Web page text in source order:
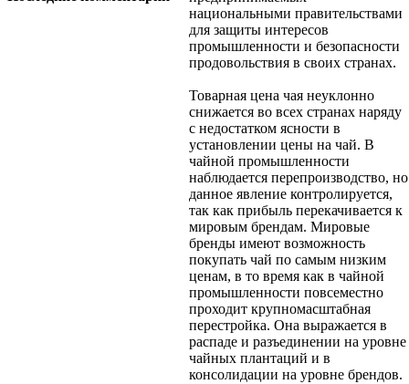
национальными правительствами
для защиты интересов
промышленности и безопасности
продовольствия в своих странах.
Товарная цена чая неуклонно
снижается во всех странах наряду
с недостатком ясности в
установлении цены на чай. В
чайной промышленности
наблюдается перепроизводство, но
данное явление контролируется,
так как прибыль перекачивается к
мировым брендам. Мировые
бренды имеют возможность
покупать чай по самым низким
ценам, в то время как в чайной
промышленности повсеместно
проходит крупномасштабная
перестройка. Она выражается в
распаде и разъединении на уровне
чайных плантаций и в
консолидации на уровне брендов.